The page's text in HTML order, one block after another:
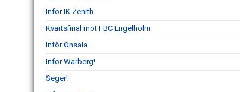
Inför IK Zenith
Kvartsfinal mot FBC Engelholm
Inför Onsala
Inför Warberg!
Seger!